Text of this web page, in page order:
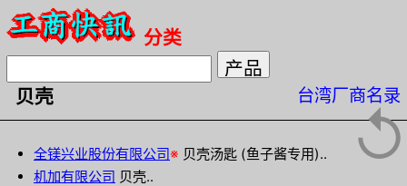
分类
贝壳 台湾厂商名录
全镁兴业股份有限公司※ 贝壳汤匙 (鱼子酱专用)..
机加有限公司 贝壳..
↺